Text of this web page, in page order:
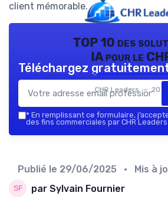
client mémorable.
TOP 10 des
IA pour le
CHR Leaders — 2026
Téléchargez
* En remplissant ce formulaire,
des fins commerciales par CHR
Publié le 29/06/2025 • Mis à
par Sylvain Fournier